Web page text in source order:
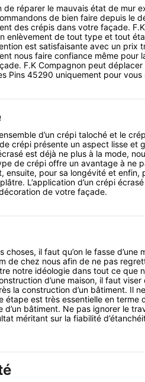
de réparer le mauvais état de mur
de bien faire depuis le
des crépis dans votre façade.
enlèvement de tout type et tout
est satisfaisante avec un prix
nous faire confiance même pour
F.K Compagnon peut déplacer
Pins 45290 uniquement pour vous
d’un crépi taloché et le
crépi présente un aspect lisse et
est déjà ne plus à la mode,
de crépi offre un avantage à ne
ensuite, pour sa longévité et enfin,
L’application d’un crépi
de votre façade.
choses, il faut qu’on le fasse d’une
de chez nous afin de ne pas
notre idéologie dans tout ce que
d’une maison, il faut
la construction d’un bâtiment. Il
étape est très essentielle en terme
bâtiment. Ne pas ignorer le
méritant sur la fiabilité